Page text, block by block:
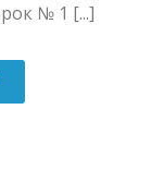
№ 1 [...]